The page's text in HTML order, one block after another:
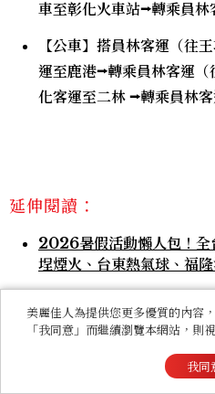
車至彰化火車站⭢轉乘員
【公車】搭員林客運（往
運至鹿港⭢轉乘員林客運
化客運至二林 ⭢轉乘員林
延伸閱讀：
2026暑假活動懶人包！全
埕煙火、台東熱氣球、福
賽》、《蜘蛛人》、《吉
2026暑假飯店住房懶人包
贈送奢華保養組、毛孩入
美麗佳人為提供您更多優質的內容
「我同意」而繼續瀏覽本網站，則
我同